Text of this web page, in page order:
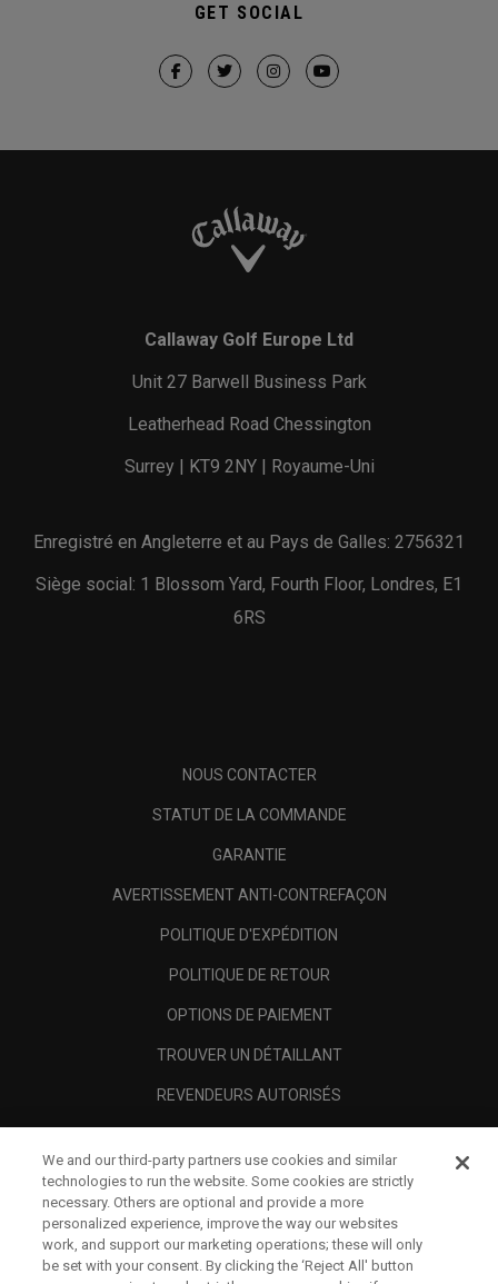
GET SOCIAL
Callaway Golf Europe Ltd
Unit 27 Barwell Business Park
Leatherhead Road Chessington
Surrey | KT9 2NY | Royaume-Uni
Enregistré en Angleterre et au Pays de Galles: 2756321
Siège social: 1 Blossom Yard, Fourth Floor, Londres, E1
6RS
NOUS CONTACTER
STATUT DE LA COMMANDE
GARANTIE
AVERTISSEMENT ANTI-CONTREFAÇON
POLITIQUE D'EXPÉDITION
POLITIQUE DE RETOUR
OPTIONS DE PAIEMENT
TROUVER UN DÉTAILLANT
REVENDEURS AUTORISÉS
A PROPOS
MENTIONS LÉGALES
We and our third-party partners use cookies and similar
technologies to run the website. Some cookies are strictly
necessary. Others are optional and provide a more
personalized experience, improve the way our websites
work, and support our marketing operations; these will only
be set with your consent. By clicking the ‘Reject All' button